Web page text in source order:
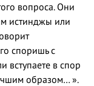
вопроса. Они
истинджы или
споришь с
вступаете в спор
образом… ».